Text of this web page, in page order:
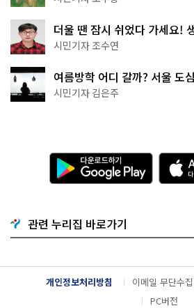
더울 땐 잠시 쉬었다 가세요!
·무더위쉼터까지
시민기자 조수연
여름방학 어디 갈까? 서울 도
추천
시민기자 김은주
다
운
로
기
G
o
g
l
e
관련 누리집 바로가기
개인정보처리방침 이메일 무단수
PC버전